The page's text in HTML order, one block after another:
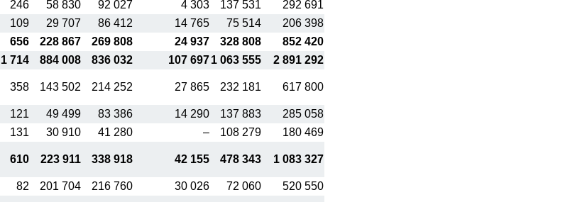
246 58 830 92 027 4 303 137 531
292 691
109 29 707 86 412 14 765 75 514
206 398
656 228 867 269 808 24 937 328 808
852 420
1 714 884 008 836 032 107 6971 063 555
2 891 292
358 143 502 214 252 27 865 232 181 617 800
121 49 499 83 386 14 290 137 883
285 058
131 30 910 41 280 – 108 279
180 469
610 223 911 338 918 42 155 478 343 1 083 327
82 201 704 216 760 30 026 72 060
520 550